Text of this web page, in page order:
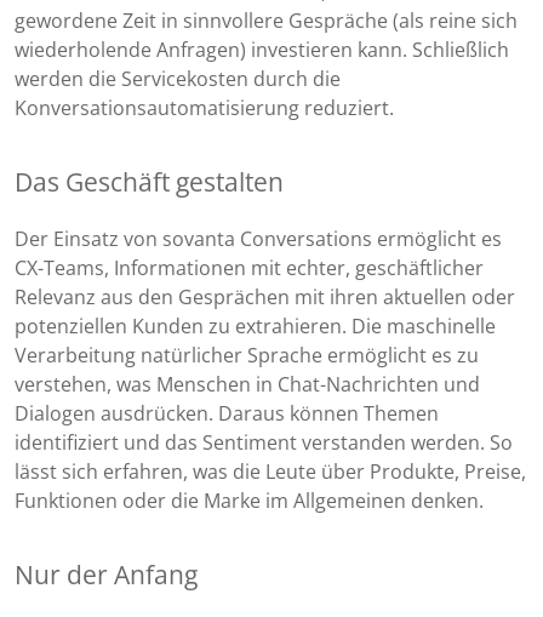
gewordene Zeit in sinnvollere Gespräche (als reine sich
wiederholende Anfragen) investieren kann. Schließlich
werden die Servicekosten durch die
Konversationsautomatisierung reduziert.
Das Geschäft gestalten
Der Einsatz von sovanta Conversations ermöglicht es
CX-Teams, Informationen mit echter, geschäftlicher
Relevanz aus den Gesprächen mit ihren aktuellen oder
potenziellen Kunden zu extrahieren. Die maschinelle
Verarbeitung natürlicher Sprache ermöglicht es zu
verstehen, was Menschen in Chat-Nachrichten und
Dialogen ausdrücken. Daraus können Themen
identifiziert und das Sentiment verstanden werden. So
lässt sich erfahren, was die Leute über Produkte, Preise,
Funktionen oder die Marke im Allgemeinen denken.
Nur der Anfang